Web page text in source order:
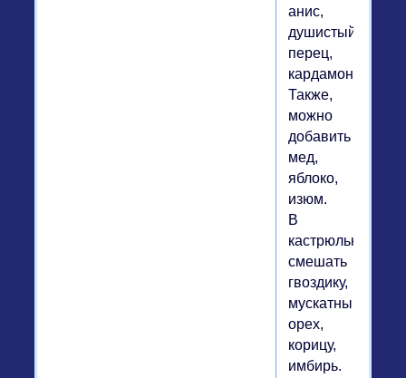
анис,
душистый
перец,
кардамон.
Также,
можно
добавить
мед,
яблоко,
изюм.
В
кастрюльке
смешать
гвоздику,
мускатный
орех,
корицу,
имбирь.